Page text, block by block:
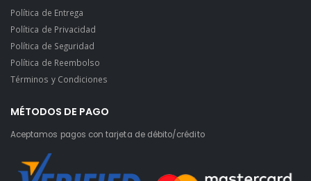
Política de Entrega
Política de Privacidad
Política de Seguridad
Política de Reembolso
Términos y Condiciones
MÉTODOS DE PAGO
Aceptamos pagos con tarjeta de débito/crédito